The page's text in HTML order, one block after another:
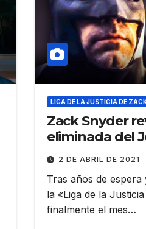
LIGA DE LA JUSTICIA DE
Zack Snyder
eliminada del
2 DE ABRIL DE 2021
Tras años de
la «Liga de la
finalmente el mes…